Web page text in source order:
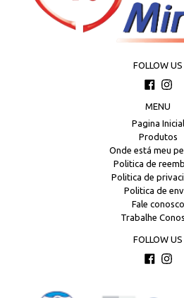
FOLLOW US
MENU
Pagina Inicial
Produtos
Onde está meu
Politica de
Politica de
Politica de
Fale conosco
Trabalhe
FOLLOW US